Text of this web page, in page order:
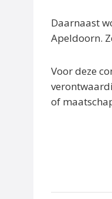
Daarnaast
Apeldoorn.
Voor deze
of